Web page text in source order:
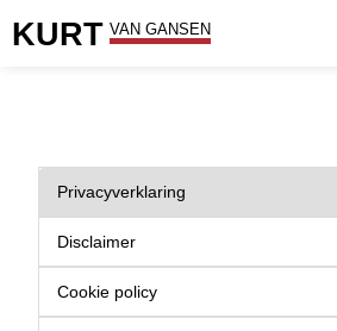
inhoud
KURT VAN GANSEN
Privacyverklaring
Disclaimer
Cookie policy